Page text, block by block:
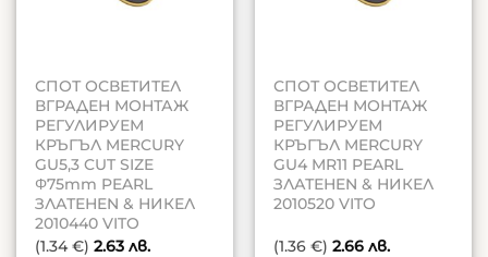
СПОТ ОСВЕТИТЕЛ
ВГРАДЕН МОНТАЖ
РЕГУЛИРУЕМ
КРЪГЪЛ MERCURY
GU5,3 CUT SIZE
Φ75mm PEARL
ЗЛАТЕНEN & НИКЕЛ
2010440 VITO
(1.34 €) 2.63лв.
СПОТ ОСВЕТИТЕЛ
ВГРАДЕН МОНТАЖ
РЕГУЛИРУЕМ
КРЪГЪЛ MERCURY
GU4 MR11 PEARL
ЗЛАТЕНEN & НИКЕЛ
2010520 VITO
(1.36 €) 2.66лв.